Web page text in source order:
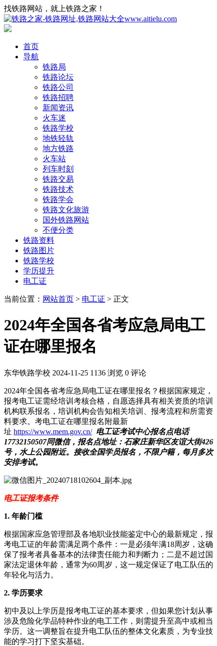
找铁路网站，就上铁路之家！
首页
导航
铁路局
铁路论坛
铁路公司
铁路招聘
新闻资讯
火车迷
铁路学校
地铁轻轨
地方铁路
火车站
列车时刻
铁路交易
铁路技术
铁路学会
铁路文化旅游
国外铁路网站
不便分类
铁路资料
铁路图片
铁路学校
学历提升
电工证
当前位置： 网站首页 > 电工证 > 正文
2024年全国各省考应急局电工
证在哪里报名
东华铁路学校 2024-11-25 1136 浏览 0 评论
2024年全国各省考应急局电工证在哪里报名？根据国家规定，
报考电工证需经培训考核合格，自愿选择具有相关资质的培训
机构联系报名，培训机构会告知相关培训、报考流程和所需资
料要求。考电工证在哪里报名附最新
址 https://www.mem.gov.cn/ 电工证考试中心报名点电话
17732150507同微信，报名点地址：石家庄新华区友谊大街426
号，水上公园附近。接收全国学员报名，不限户籍，每月多次
安排考试。
电工证报考条件
‌1. 年龄门槛
根据国家应急管理部及各地职业技能鉴定中心的最新规定，报
考电工证的年龄需满足两个条件：一是必须年满18周岁，这确
保了报考者具备基本的法律责任能力和判断力；二是不超过国
家法定退休年龄，通常为60周岁，这一规定保证了电工队伍的
年轻化与活力。
‌2. 学历要求
初中及以上学历是报考电工证的基本要求，但如果您计划从事
涉及危险化学品特种作业的电工工作，则需提升至高中或相当
学历。这一调整旨在提升电工队伍的整体文化素质，为专业技
能的学习打下坚实基础。